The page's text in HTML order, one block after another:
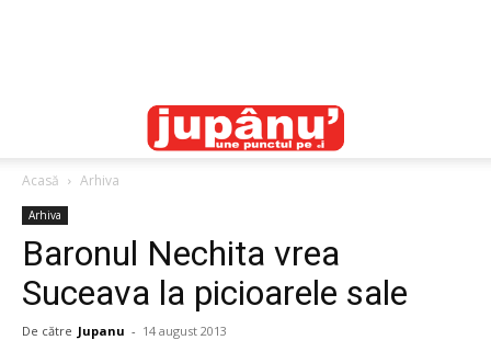
Acasă Arhiva
Arhiva
Baronul Nechita vrea
Suceava la picioarele sale
De către Jupanu - 14 august 2013